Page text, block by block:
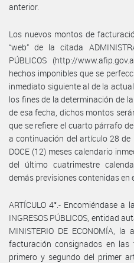
anterior.
Los nuevos montos de
“web” de la citada
PÚBLICOS (http://
hechos imponibles que se
inmediato siguiente al de la
los fines de la determinación de
de esa fecha, dichos montos
que se refiere el cuarto párrafo
a continuación del artículo 28
DOCE (12) meses calendario
del último cuatrimestre
demás previsiones contenidas en
ARTÍCULO 4°.- Encomiéndase a
INGRESOS PÚBLICOS, entidad
MINISTERIO DE ECONOMÍA,
facturación consignados en
primero y segundo del primer